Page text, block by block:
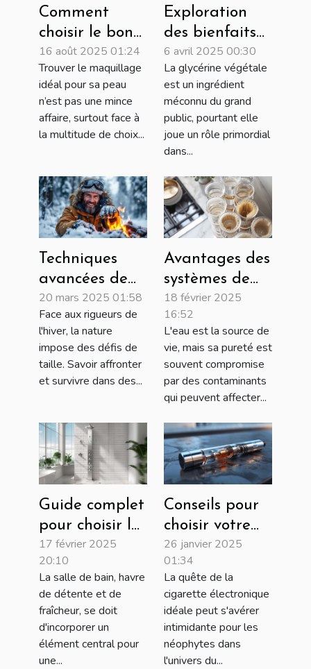
Comment
choisir le bon
maquillage
Younique pour
votre type de
peau ?
16 août 2025 01:24
Trouver le maquillage
idéal pour sa peau
n’est pas une mince
affaire, surtout face à
la multitude de choix...
Exploration
des bienfaits
de la glycérine
végétale dans
les savons
artisanaux
6 avril 2025 00:30
La glycérine végétale
est un ingrédient
méconnu du grand
public, pourtant elle
joue un rôle primordial
dans...
Techniques
avancées de
survie en
conditions
hivernales
extrêmes
20 mars 2025 01:58
Face aux rigueurs de
l'hiver, la nature
impose des défis de
taille. Savoir affronter
et survivre dans des...
Avantages des
systèmes de
filtration
multi-étapes
pour une eau
pure
18 février 2025
16:52
L'eau est la source de
vie, mais sa pureté est
souvent compromise
par des contaminants
qui peuvent affecter...
Guide complet
pour choisir la
colonne de
douche idéale
17 février 2025
20:10
La salle de bain, havre
de détente et de
fraîcheur, se doit
d'incorporer un
élément central pour
une...
Conseils pour
choisir votre
première
cigarette
électronique
26 janvier 2025
01:34
La quête de la
cigarette électronique
idéale peut s'avérer
intimidante pour les
néophytes dans
l'univers du...